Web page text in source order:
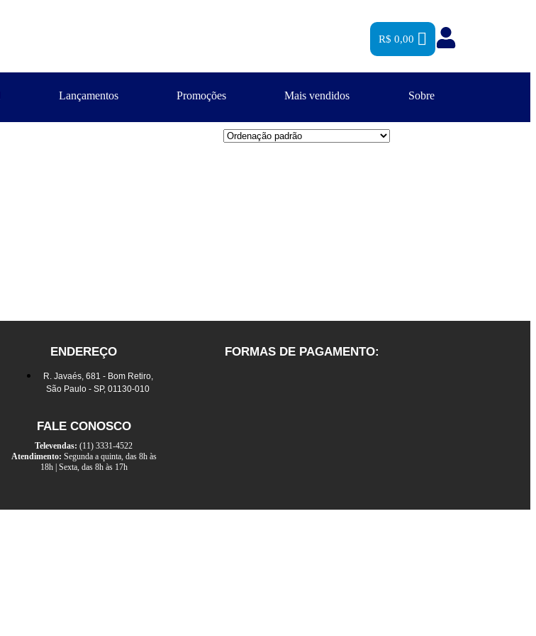
R$ 0,00
Lançamentos Promoções Mais vendidos Sobre
ENDEREÇO
R. Javaés, 681 - Bom Retiro,
São Paulo - SP, 01130-010
FALE CONOSCO
Televendas: (11) 3331-4522
Atendimento: Segunda a quinta, das 8h às
18h | Sexta, das 8h às 17h
FORMAS DE PAGAMENTO: